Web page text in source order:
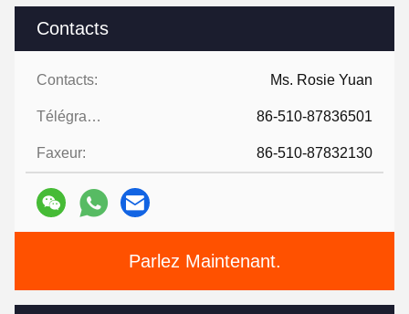
Contacts
Contacts: Ms. Rosie Yuan
Télégramme: 86-510-87836501
Faxeur: 86-510-87832130
Parlez Maintenant.